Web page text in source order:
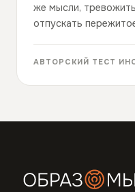
же мысли,
отпускать
АВТОРСКИЙ ТЕСТ